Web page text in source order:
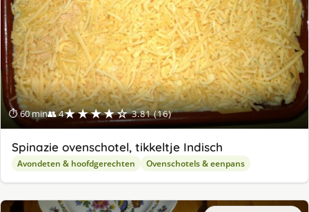
⏱ 60 min👥 4★★★★☆ 3.81 (16)
Spinazie ovenschotel, tikkeltje Indisch
Avondeten & hoofdgerechten Ovenschotels & eenpans